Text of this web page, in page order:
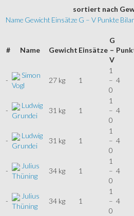
sortiert nach
Name Gewicht Einsätze G – V Punkte
# Name Gewicht Einsätze
G
–
V
-
Simon
Vogl
27 kg 1
1
–
0
4
-
Ludwig
Grundei
31 kg 1
1
–
0
4
-
Ludwig
Grundei
31 kg 1
1
–
0
4
-
Julius
Thüning
34 kg 1
1
–
0
4
-
Julius
Thüning
34 kg 1
1
–
0
4